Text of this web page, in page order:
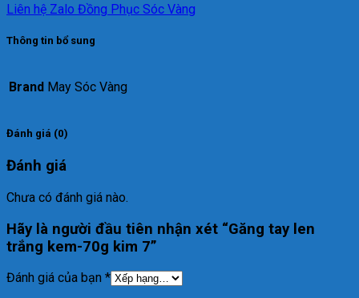
Liên hệ Zalo Đồng Phục Sóc Vàng
Thông tin bổ sung
Brand May Sóc Vàng
Đánh giá (0)
Đánh giá
Chưa có đánh giá nào.
Hãy là người đầu tiên nhận xét “Găng tay len
trắng kem-70g kim 7”
Đánh giá của bạn *